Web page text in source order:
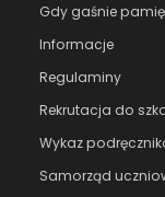
Gdy gaśnie
Informacje
Regulaminy
Rekrutacja do
Wykaz
Samorząd